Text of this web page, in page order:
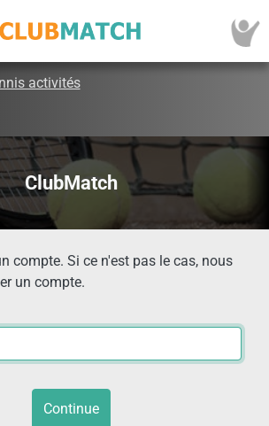
activités
ClubMatch
compte. Si ce n'est pas le cas, nous
un compte.
Continue